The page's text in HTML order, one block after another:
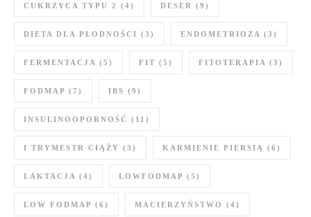
CUKRZYCA TYPU 2 (4) DESER (9)
DIETA DLA PŁODNOŚCI (3) ENDOMETRIOZA (3)
FERMENTACJA (5) FIT (5) FITOTERAPIA (3)
FODMAP (7) IBS (9)
INSULINOOPORNOŚĆ (11)
I TRYMESTR CIĄŻY (3) KARMIENIE PIERSIĄ (6)
LAKTACJA (4) LOWFODMAP (5)
LOW FODMAP (6) MACIERZYŃSTWO (4)